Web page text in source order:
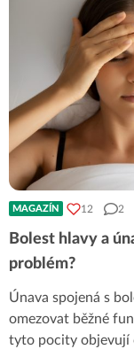
MAGAZÍN 12 2
Bolest hlavy a
problém?
Únava spojená s
omezovat běžné
tyto pocity objevují